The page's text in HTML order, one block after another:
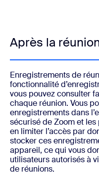
Après la
Enregistrements de
fonctionnalité
vous pouvez consulter
chaque réunion. Vous
enregistrements dans
sécurisé de Zoom et
en limiter l’accès par
stocker ces
appareil, ce qui vous
utilisateurs autorisés à
de réunions.